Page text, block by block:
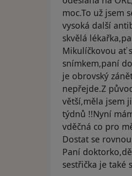
moc.To už jsem
vysoká další
skvělá
Mikulíčkovou ať
snímkem,paní
je obrovský
nepřejde.Z
větší,měla jsem
týdnů !!Nyní
vděčná co pro
Dostat se
Paní
sestřička je také